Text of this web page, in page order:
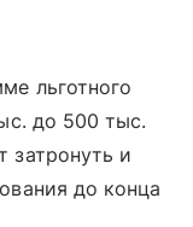
льготного
до 500 тыс.
затронуть и
до конца